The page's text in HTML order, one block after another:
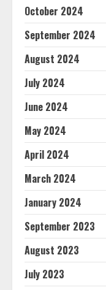
October 2024
September 2024
August 2024
July 2024
June 2024
May 2024
April 2024
March 2024
January 2024
September 2023
August 2023
July 2023